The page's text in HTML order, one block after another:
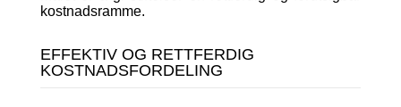
kostnadsramme.
EFFEKTIV OG RETTFERDIG
KOSTNADSFORDELING